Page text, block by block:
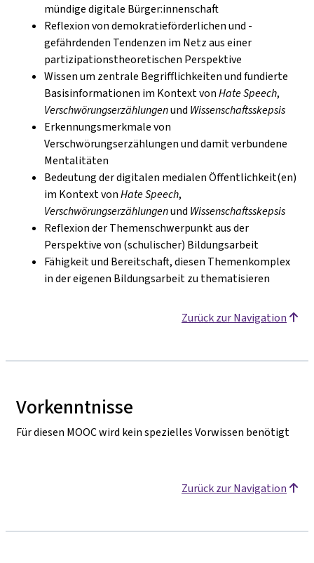
mündige digitale Bürger:innenschaft
Reflexion von demokratieförderlichen und -
gefährdenden Tendenzen im Netz aus einer
partizipationstheoretischen Perspektive
Wissen um zentrale Begrifflichkeiten und fundierte
Basisinformationen im Kontext vonHate Speech,
Verschwörungserzählungenund Wissenschaftsskepsis
Erkennungsmerkmale von
Verschwörungserzählungen und damit verbundene
Mentalitäten
Bedeutung der digitalen medialen Öffentlichkeit(en)
im Kontext vonHate Speech,
Verschwörungserzählungenund Wissenschaftsskepsis
Reflexion der Themenschwerpunkt aus der
Perspektive von (schulischer) Bildungsarbeit
Fähigkeit und Bereitschaft, diesen Themenkomplex
in der eigenen Bildungsarbeit zu thematisieren
Zurück zur Navigation
Vorkenntnisse
Für diesen MOOC wird kein spezielles Vorwissen benötigt
Zurück zur Navigation